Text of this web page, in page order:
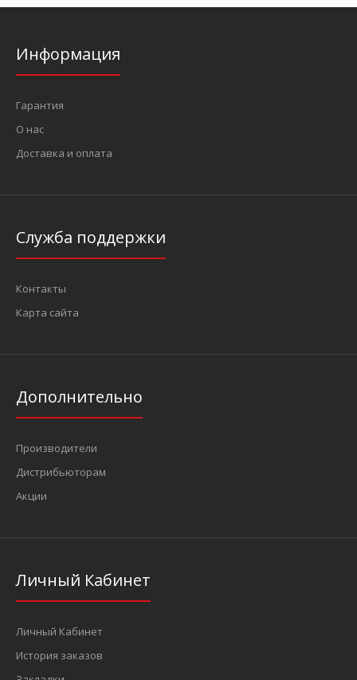
Информация
Гарантия
О нас
Доставка и оплата
Служба поддержки
Контакты
Карта сайта
Дополнительно
Производители
Дистрибьюторам
Акции
Личный Кабинет
Личный Кабинет
История заказов